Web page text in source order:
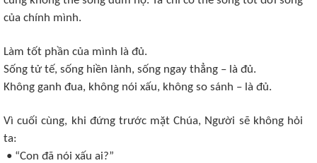
của chính mình.
Làm tốt phần của mình là đủ.
Sống tử tế, sống hiền lành, sống ngay thẳng – là đủ.
Không ganh đua, không nói xấu, không so sánh – là đủ.
Vì cuối cùng, khi đứng trước mặt Chúa, Người sẽ không hỏi
ta:
• “Con đã nói xấu ai?”